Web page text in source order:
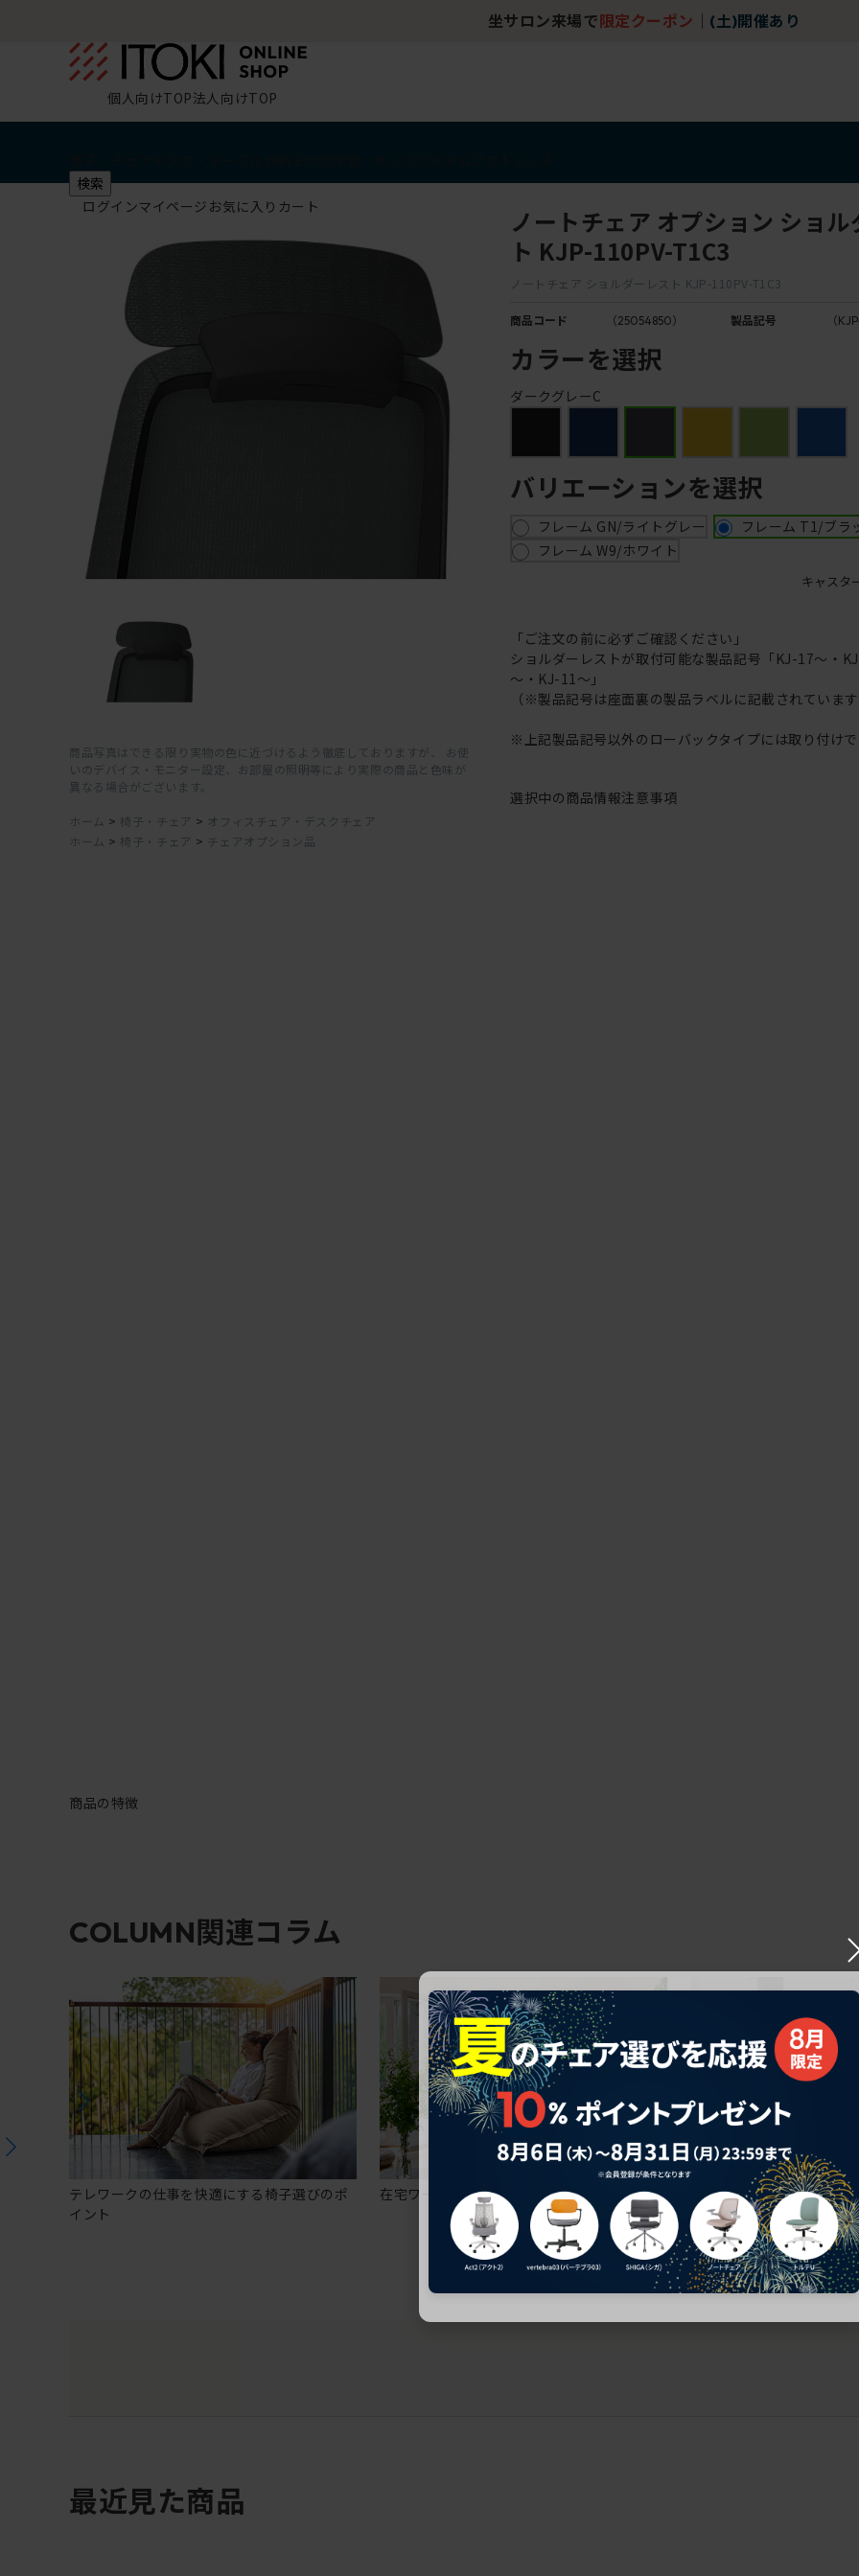
坐サロン来場で 限定クーポン (土)開催あり
個人向けTOP法人向けTOP
検索
ログインマイページ お気に入り カート
商品写真はできる限り実物の色に近づけるよう徹底しておりますが、 お使
いのデバイス・モニター設定、お部屋の照明等により実際の商品と色味が
異なる場合がございます。
ホーム > 椅子・チェア > オフィスチェア・デスクチェア
ホーム > 椅子・チェア > チェアオプション品
ノートチェア オプション ショ
ト KJP-110PV-T1C3
ノートチェア ショルダーレスト KJP-110PV-T1C3
商品コード （25054850） 製品記号 （
カラーを選択
ダークグレーC
バリエーションを選択
フレーム GN/ライトグレー
フレーム T1/ブラ
フレーム W9/ホワイト
キャスタ
「ご注文の前に必ずご確認ください」
ショルダーレストが取付可能な製品記号「KJ-17～・
～・KJ-11～」
（※製品記号は座面裏の製品ラベルに記載されていま
※上記製品記号以外のローバックタイプには取り付け
選択中の商品情報注意事項
商品の特徴
COLUMN関連コラム
テレワークの仕事を快適にする椅子選びのポ
イント
在宅ワークにおすすめのオフィスチェア5選
椅子に座っているのに疲
疲れにくいチェアの選び方
最近見た商品